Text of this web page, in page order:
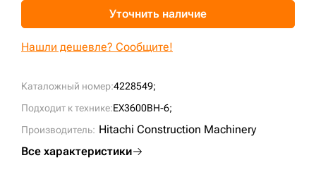
Каталожный номер:4228549;
Подходит к технике:EX3600BH-6;
Производитель: Hitachi Construction Machinery
Все характеристики
Уточнить наличие
Нашли дешевле? Сообщите!